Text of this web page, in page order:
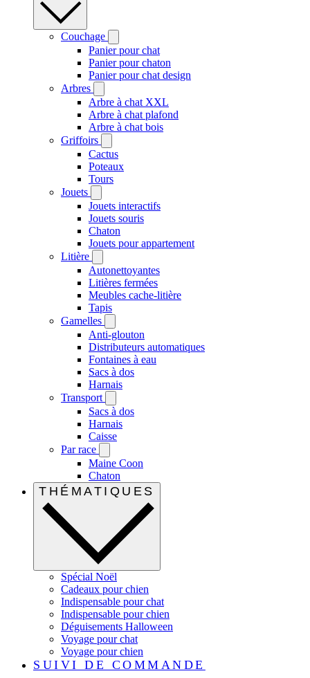
Couchage
Panier pour chat
Panier pour chaton
Panier pour chat design
Arbres
Arbre à chat XXL
Arbre à chat plafond
Arbre à chat bois
Griffoirs
Cactus
Poteaux
Tours
Jouets
Jouets interactifs
Jouets souris
Chaton
Jouets pour appartement
Litière
Autonettoyantes
Litières fermées
Meubles cache-litière
Tapis
Gamelles
Anti-glouton
Distributeurs automatiques
Fontaines à eau
Sacs à dos
Harnais
Transport
Sacs à dos
Harnais
Caisse
Par race
Maine Coon
Chaton
THÉMATIQUES
Spécial Noël
Cadeaux pour chien
Indispensable pour chat
Indispensable pour chien
Déguisements Halloween
Voyage pour chat
Voyage pour chien
SUIVI DE COMMANDE